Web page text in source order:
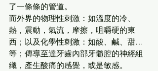
了一條條的管道。
而外界的物理性刺激：如溫度的冷、
熱，震動，氣流，摩擦，咀嚼硬的東
西；以及化學性刺激：如酸、鹹、甜…
等；傳導至達牙齒內部牙髓腔的神經組
織，產生酸痛的感覺，或是敏感。